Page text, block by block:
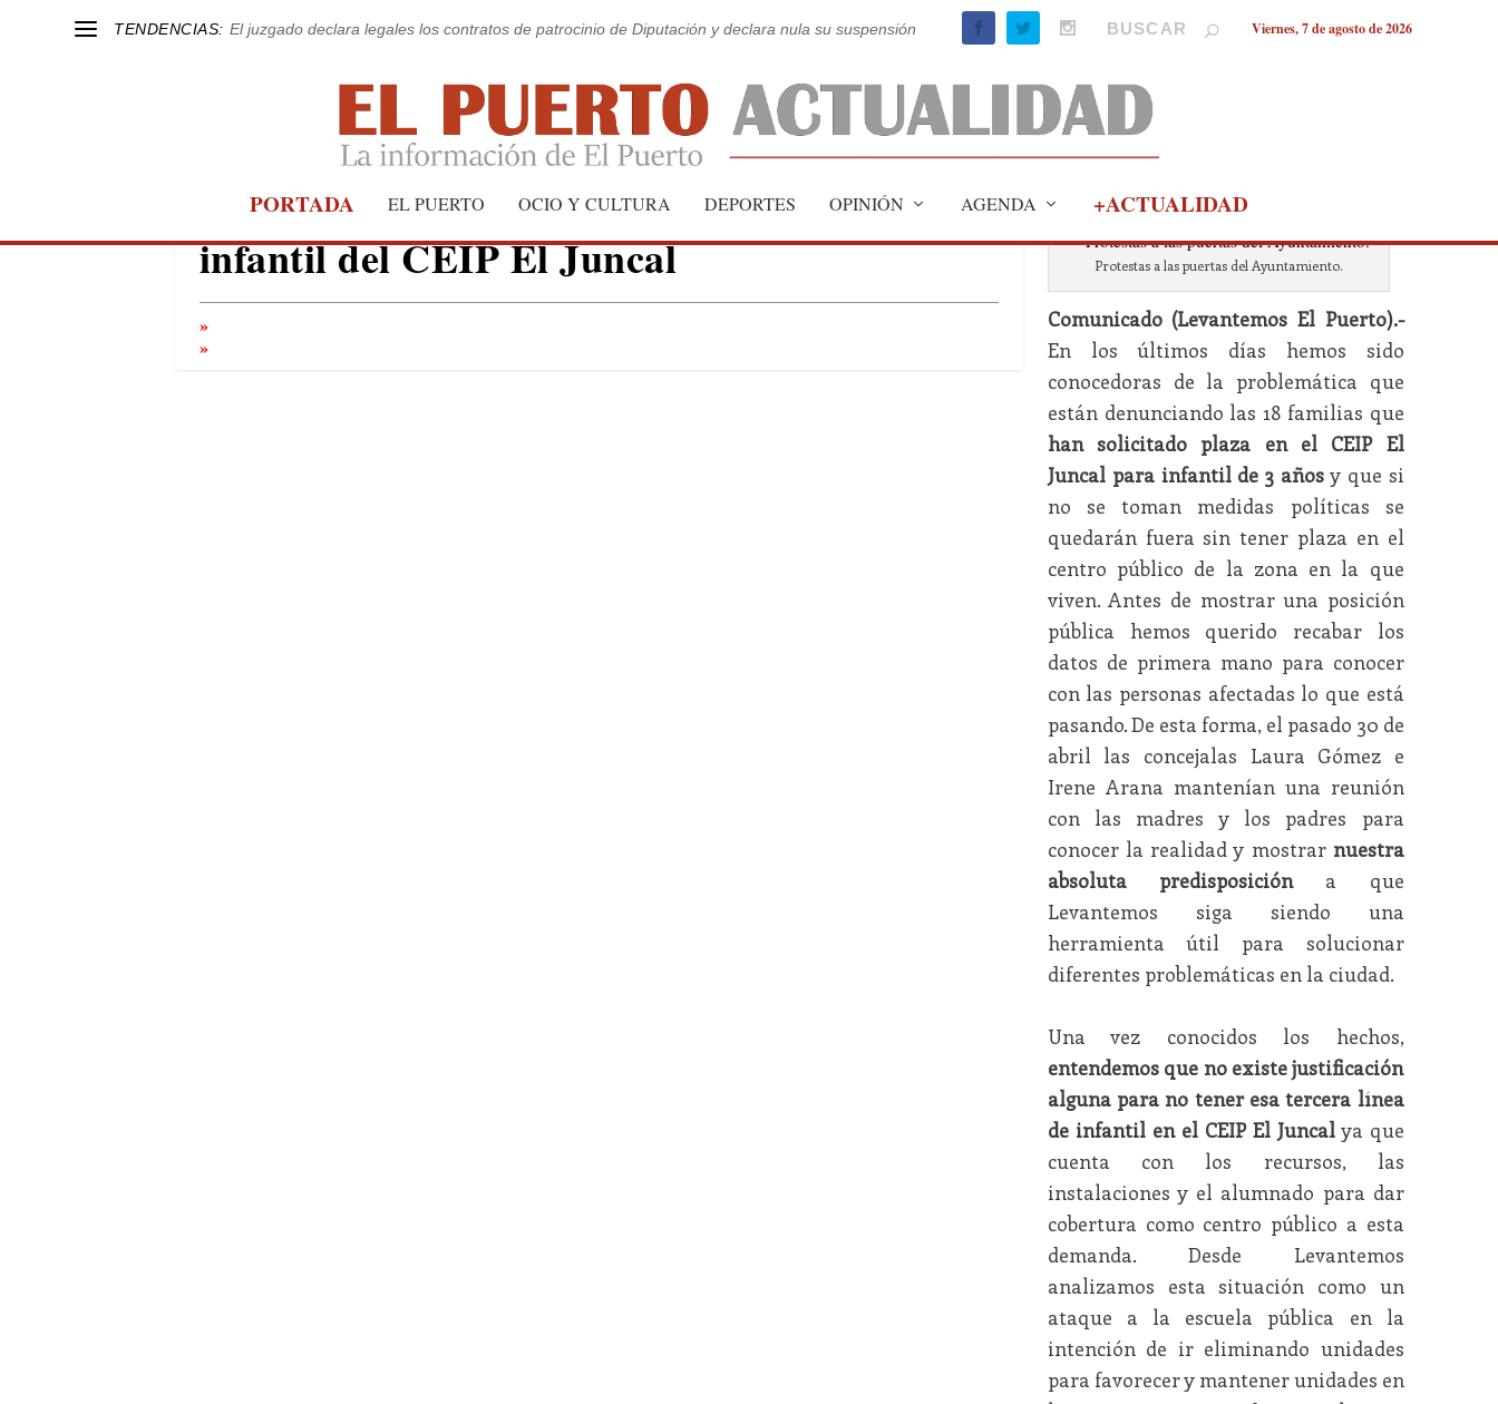
TENDENCIAS: El juzgado declara legales los contratos de patrocinio de Diputación y declara nula su suspensión Viernes, 7 de agosto de 2026
PORTADA EL PUERTO OCIO Y CULTURA DEPORTES OPINIÓN AGENDA +ACTUALIDAD
Levantemos apoya que se mantenga la línea
infantil del CEIP El Juncal Protestas a las puertas del Ayuntamiento.
Comunicado (Levantemos El Puerto).-
En los últimos días hemos sido
conocedoras de la problemática que
están denunciando las 18 familias que
han solicitado plaza en el CEIP El
Juncal para infantil de 3 años y que si
no se toman medidas políticas se
quedarán fuera sin tener plaza en el
centro público de la zona en la que
viven. Antes de mostrar una posición
pública hemos querido recabar los
datos de primera mano para conocer
con las personas afectadas lo que está
pasando. De esta forma, el pasado 30 de
abril las concejalas Laura Gómez e
Irene Arana mantenían una reunión
con las madres y los padres para
conocer la realidad y mostrar nuestra
absoluta predisposicióna que
Levantemos siga siendo una
herramienta útil para solucionar
diferentes problemáticas en la ciudad.
Una vez conocidos los hechos,
entendemos que no existe justificación
alguna para no tener esa tercera línea
de infantil en el CEIP El Juncalya que
cuenta con los recursos, las
instalaciones y el alumnado para dar
cobertura como centro público a esta
demanda. Desde Levantemos
analizamos esta situación como un
ataque a la escuela pública en la
intención de ir eliminando unidades
para favorecer y mantener unidades en